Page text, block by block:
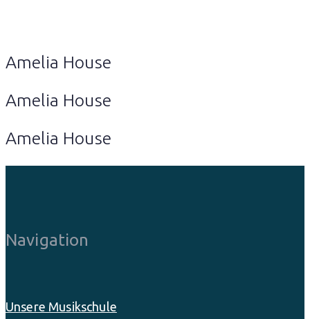
Amelia House
Amelia House
Amelia House
Navigation
Unsere Musikschule